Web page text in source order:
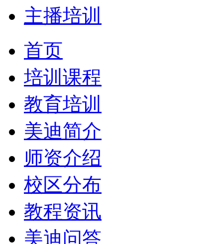
主播培训
首页
培训课程
教育培训
美迪简介
师资介绍
校区分布
教程资讯
美迪问答